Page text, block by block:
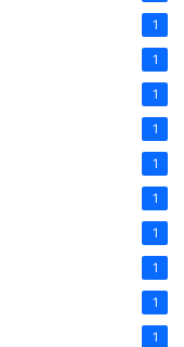
1
1
1
1
1
1
1
1
1
1